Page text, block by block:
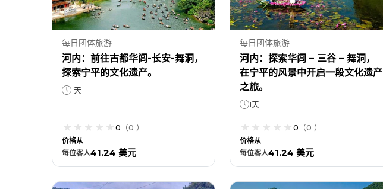
每日团体旅游
河内：前往古都华闾-长安-舞洞，
探索宁平的文化遗产。
1天
0 （0 ）
价格从
每位客人41.24 美元
每日团体旅游
河内：探索华闾 – 三谷 – 舞洞，
在宁平的风景中开启一段文化遗产
之旅。
1天
0 （0 ）
价格从
每位客人41.24 美元